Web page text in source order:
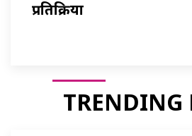
प्रतिक्रिया
TRENDING